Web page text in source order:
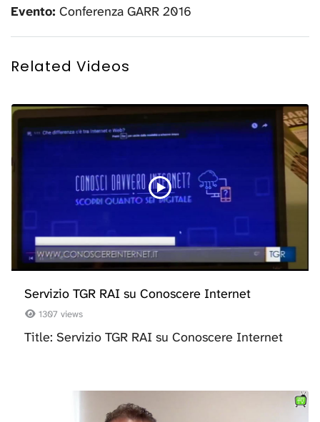
Evento: Conferenza GARR 2016
Related Videos
Servizio TGR RAI su Conoscere Internet
1307 views
Title: Servizio TGR RAI su Conoscere Internet